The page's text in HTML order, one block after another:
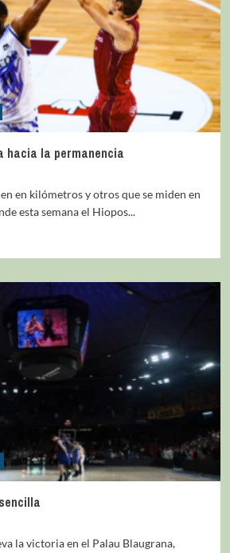
hacia la permanencia
en kilómetros y otros que se miden en
esta semana el Hiopos...
la victoria en el Palau Blaugrana,